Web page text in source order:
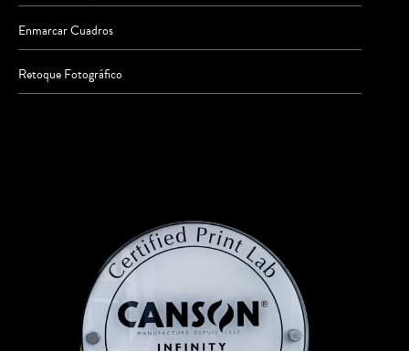
Enmarcar Cuadros
Retoque Fotográfico